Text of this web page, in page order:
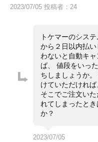
2023/07/05 投稿者：24
トケマーのシス
から２日以内払
わないと自動キ
ば、 値段をいっ
ちしましょうか
けていただければ
そこでご注文い
れてしまったと
か？
2023/07/05